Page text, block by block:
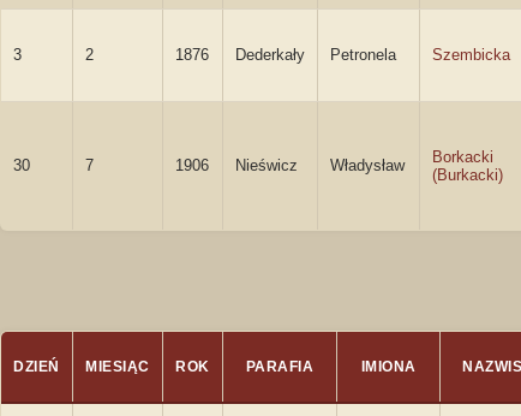
3 2 1876 Dederkały Petronela Szembicka
30 7 1906 Nieświcz Władysław
Borkacki
(Burkacki)
DZIEŃ MIESIĄC ROK PARAFIA IMIONA